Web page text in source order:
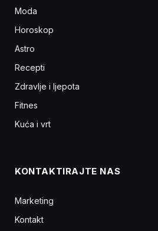
Moda
Horoskop
Astro
Recepti
Zdravlje i ljepota
Fitnes
Kuća i vrt
KONTAKTIRAJTE NAS
Marketing
Kontakt